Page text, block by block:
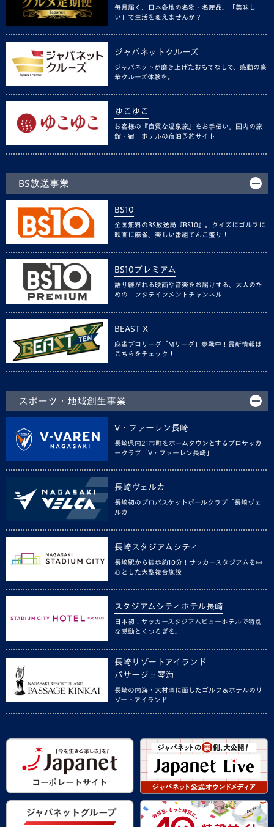
毎月届く、日本各地の名物・名産品。「美味し
い」で生活を変えませんか？
ジャパネットクルーズ
ジャパネットが磨き上げたおもてなしで、感動の豪
華クルーズ体験を。
ゆこゆこ
お客様の『良質な温泉旅』をお手伝い。国内の旅
館・宿・ホテルの宿泊予約サイト
BS放送事業
BS10
全国無料のBS放送局『BS10』。クイズにゴルフに
映画に麻雀、楽しい番組てんこ盛り！
BS10プレミアム
語り継がれる映画や音楽をお届けする、大人のた
めのエンタテインメントチャンネル
BEAST X
麻雀プロリーグ「Mリーグ」参戦中！最新情報は
こちらをチェック！
スポーツ・地域創生事業
V・ファーレン長崎
長崎県内21市町をホームタウンとするプロサッカ
ークラブ「V・ファーレン長崎」
長崎ヴェルカ
長崎初のプロバスケットボールクラブ「長崎ヴェ
ルカ」
長崎スタジアムシティ
長崎駅から徒歩約10分！サッカースタジアムを中
心とした大型複合施設
スタジアムシティホテル長崎
日本初！サッカースタジアムビューホテルで特別
な感動とくつろぎを。
長崎リゾートアイランド
パサージュ琴海
長崎の内海・大村湾に面したゴルフ＆ホテルのリ
ゾートアイランド